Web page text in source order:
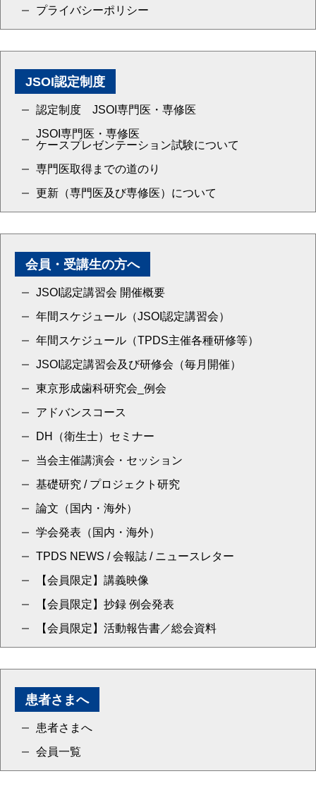
プライバシーポリシー
JSOI認定制度
認定制度 JSOI専門医・専修医
JSOI専門医・専修医
ケースプレゼンテーション試験について
専門医取得までの道のり
更新（専門医及び専修医）について
会員・受講生の方へ
JSOI認定講習会 開催概要
年間スケジュール（JSOI認定講習会）
年間スケジュール（TPDS主催各種研修等）
JSOI認定講習会及び研修会（毎月開催）
東京形成歯科研究会_例会
アドバンスコース
DH（衛生士）セミナー
当会主催講演会・セッション
基礎研究 / プロジェクト研究
論文（国内・海外）
学会発表（国内・海外）
TPDS NEWS / 会報誌 / ニュースレター
【会員限定】講義映像
【会員限定】抄録 例会発表
【会員限定】活動報告書／総会資料
患者さまへ
患者さまへ
会員一覧